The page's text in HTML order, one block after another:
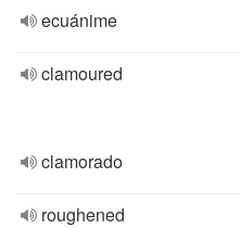
ecuánime
clamoured
clamorado
roughened